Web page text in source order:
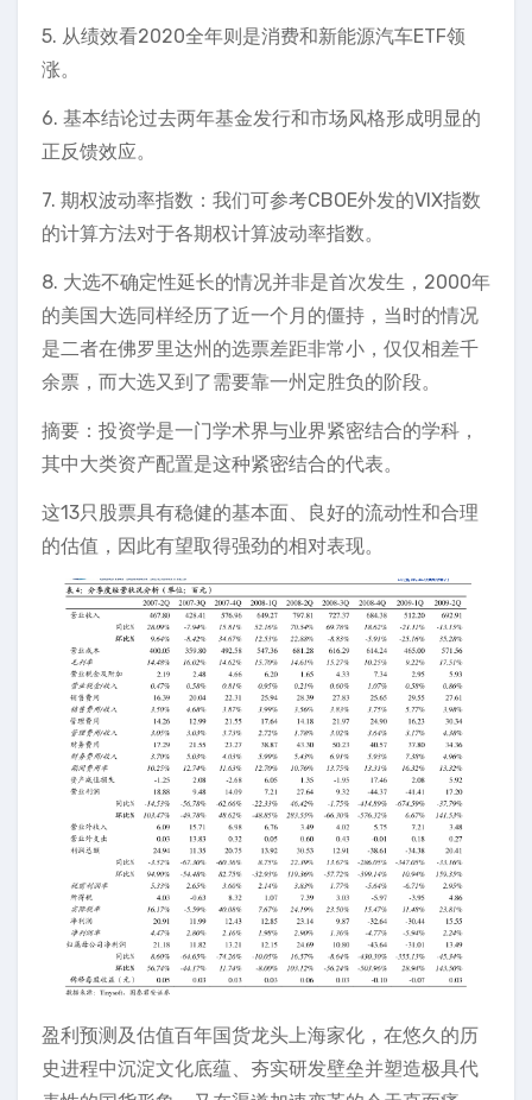
5. 从绩效看2020全年则是消费和新能源汽车ETF领
涨。
6. 基本结论过去两年基金发行和市场风格形成明显的
正反馈效应。
7. 期权波动率指数：我们可参考CBOE外发的VIX指数
的计算方法对于各期权计算波动率指数。
8. 大选不确定性延长的情况并非是首次发生，2000年
的美国大选同样经历了近一个月的僵持，当时的情况
是二者在佛罗里达州的选票差距非常小，仅仅相差千
余票，而大选又到了需要靠一州定胜负的阶段。
摘要：投资学是一门学术界与业界紧密结合的学科，
其中大类资产配置是这种紧密结合的代表。
这13只股票具有稳健的基本面、良好的流动性和合理
的估值，因此有望取得强劲的相对表现。
盈利预测及估值百年国货龙头上海家化，在悠久的历
史进程中沉淀文化底蕴、夯实研发壁垒并塑造极具代